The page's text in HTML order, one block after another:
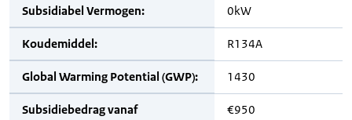
Subsidiabel Vermogen: 0kW
Koudemiddel: R134A
Global Warming Potential (GWP): 1430
Subsidiebedrag vanaf
€950